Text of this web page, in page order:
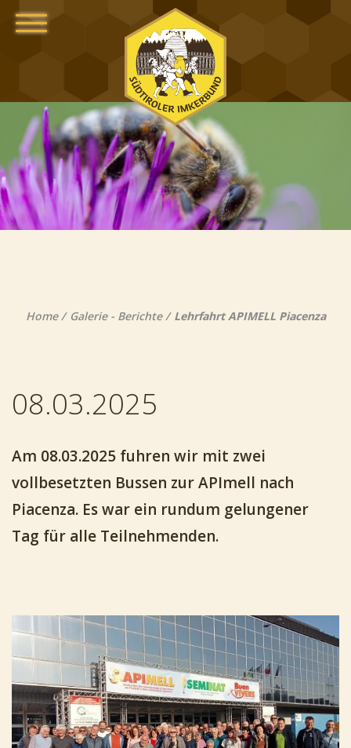
Home Galerie - Berichte Lehrfahrt APIMELL Piacenza
08.03.2025
Am 08.03.2025 fuhren wir mit zwei
vollbesetzten Bussen zur APImell nach
Piacenza. Es war ein rundum gelungener
Tag für alle Teilnehmenden.